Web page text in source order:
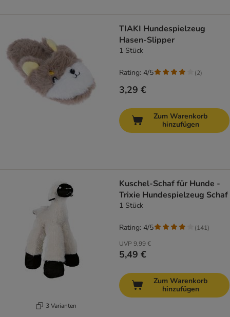
TIAKI Hundespielzeug
Hasen-Slipper
1 Stück
3,29 €
Rating: 4/5 (2)
Zum Warenkorb
hinzufügen
3 Varianten
Kuschel-Schaf für Hunde -
Trixie Hundespielzeug Schaf
1 Stück
UVP 9,99 €
5,49 €
Rating: 4/5 (141)
Zum Warenkorb
hinzufügen